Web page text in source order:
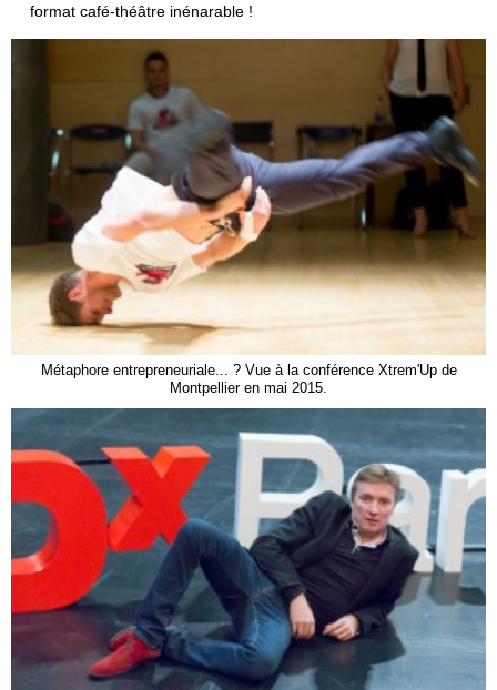
format café-théâtre inénarable !
Métaphore entrepreneuriale... ? Vue à la conférence Xtrem'Up de
Montpellier en mai 2015.